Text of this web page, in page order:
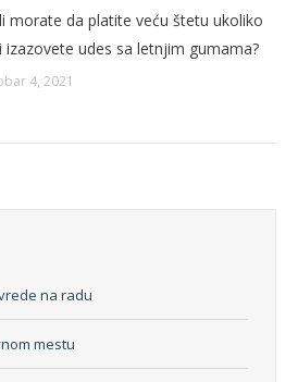
morate da platite veću štetu ukoliko
izazovete udes sa letnjim gumama?
4, 2021
na radu
mestu